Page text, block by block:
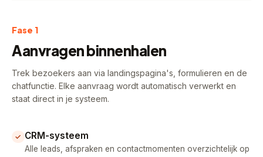
Fase 1
Aanvragen binnenhalen
Trek bezoekers aan via landingspagina's, formulieren en de
chatfunctie. Elke aanvraag wordt automatisch verwerkt en
staat direct in je systeem.
✓ CRM-systeem
Alle leads, afspraken en contactmomenten overzichtelijk op